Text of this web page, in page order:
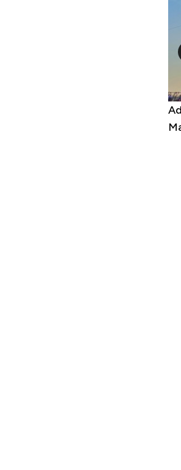
Adu Panas Kinerja Emiten Minyak RI,
Mana yang Cuannya Paling Menyala?